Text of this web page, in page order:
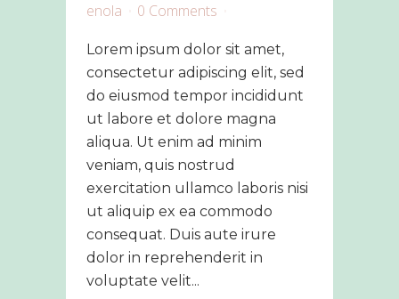
enola
0 Comments
Lorem ipsum dolor sit amet,
consectetur adipiscing elit, sed
do eiusmod tempor incididunt
ut labore et dolore magna
aliqua. Ut enim ad minim
veniam, quis nostrud
exercitation ullamco laboris nisi
ut aliquip ex ea commodo
consequat. Duis aute irure
dolor in reprehenderit in
voluptate velit...